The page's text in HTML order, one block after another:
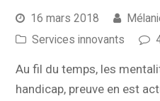
16 mars 2018
Services innovants
Au fil du temps, les
handicap, preuve en est